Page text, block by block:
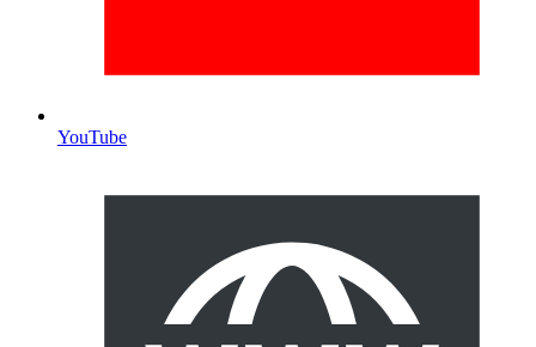
YouTube